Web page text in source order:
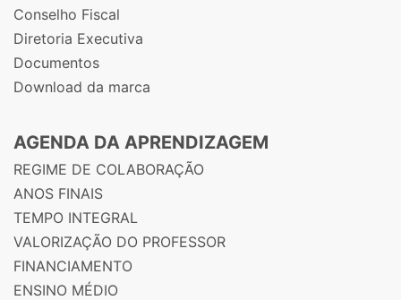
Conselho Fiscal
Diretoria Executiva
Documentos
Download da marca
AGENDA DA APRENDIZAGEM
REGIME DE COLABORAÇÃO
ANOS FINAIS
TEMPO INTEGRAL
VALORIZAÇÃO DO PROFESSOR
FINANCIAMENTO
ENSINO MÉDIO